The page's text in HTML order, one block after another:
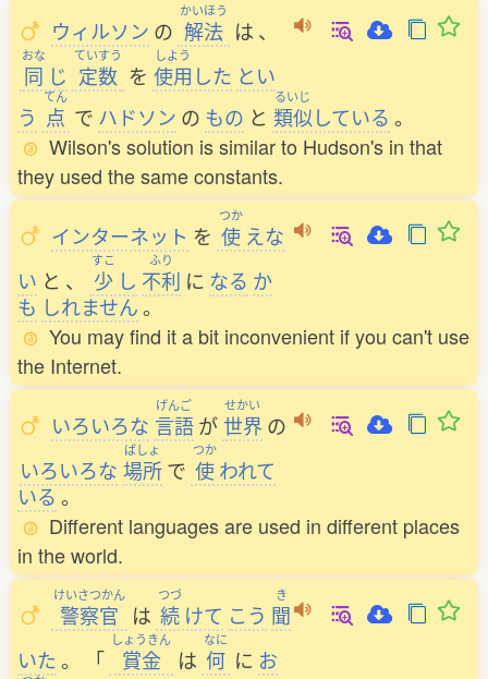
ウィルソン の
かいほう
解法 は 、
おな
同 じ
ていすう
定数 を
しよう
使用 した とい
う
てん
点 で ハドソン の もの と
るいじ
類似している 。
Wilson's solution is similar to Hudson's in that
they used the same constants.
インターネット を
つか
使 えな
い と 、
すこ
少 し
ふり
不利 に なる か
も しれません。
You may find it a bit inconvenient if you can't use
the Internet.
いろいろな
げんご
言語 が
せかい
世界 の
いろいろな
ばしょ
場所 で
つか
使われて
いる 。
Different languages are used in different places
in the world.
けいさつかん
警察官 は
つづ
続 けて こう
き
聞
いた。 「
しょうきん
賞金 は
なに
何 に お